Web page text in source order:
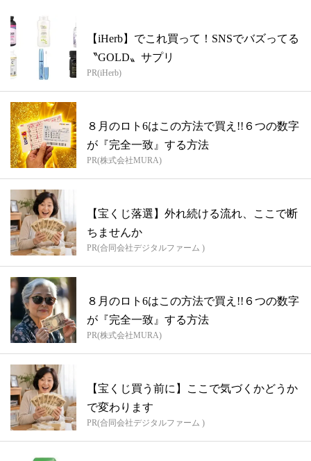
【iHerb】でこれ買って！SNSでバズってる
〝GOLD〟サプリ
PR(iHerb)
８月のロト6はこの方法で買え!!６つの数字
が『完全一致』する方法
PR(株式会社MURA)
【宝くじ落選】外れ続ける流れ、ここで断
ちませんか
PR(合同会社デジタルファーム )
８月のロト6はこの方法で買え!!６つの数字
が『完全一致』する方法
PR(株式会社MURA)
【宝くじ買う前に】ここで気づくかどうか
で変わります
PR(合同会社デジタルファーム )